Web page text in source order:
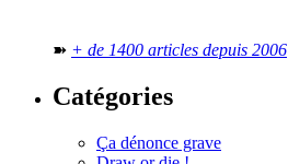
➽ + de 1400 articles depuis 2006
Catégories
Ça dénonce grave